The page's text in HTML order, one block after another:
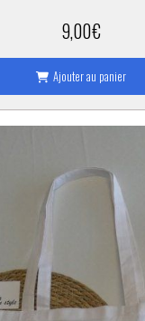
9,00€
Ajouter au panier